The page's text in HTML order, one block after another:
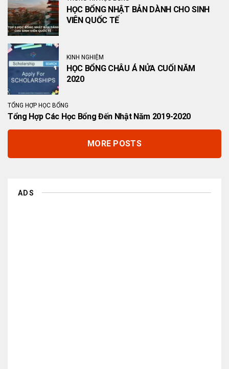
HỌC BỔNG NHẬT BẢN DÀNH CHO SINH
VIÊN QUỐC TẾ
KINH NGHIỆM
HỌC BỔNG CHÂU Á NỬA CUỐI NĂM
2020
TỔNG HỢP HỌC BỔNG
Tổng Hợp Các Học Bổng Đến Nhật Năm 2019-2020
MORE POSTS
ADS